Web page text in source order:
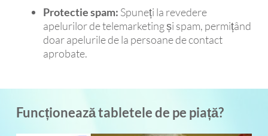
Protectie spam: Spuneți la revedere
apelurilor de telemarketing și spam, permițând
doar apelurile de la persoane de contact
aprobate.
Funcționează tabletele de pe piață?